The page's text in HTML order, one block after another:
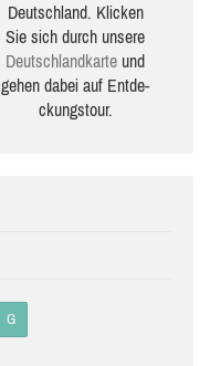
Deutschland. Klicken
Sie sich durch unsere
Deutsch­land­karte und
gehen dabei auf Ent­de­
ckungs­tour.
G